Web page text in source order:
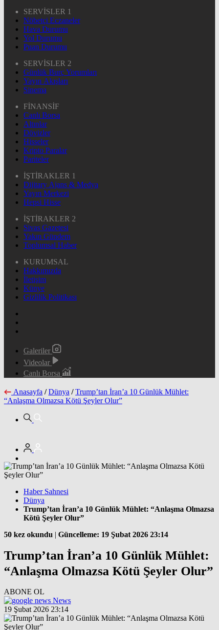
SERVİSLER 1
Nöbetçi Eczaneler
Hava Durumu
Yol Durumu
Puan Durumu
SERVİSLER 2
Günlük Burç Yorumları
Yayın Akışları
Sinema
FİNANSİF
Canlı Borsa
Altınlar
Dövizler
Hisseler
Kripto Paralar
Pariteler
İŞTİRAKLER 1
Dijitary Ajans & Medya
Yayın Merkezi
Hepsi Hisse
İŞTİRAKLER 2
Sivas Gazetesi
Yakın Gündem
Toplumsal Haber
KURUMSAL
Hakkımızda
İletişim
Künye
Gizlilik Politikası
Galeriler
Videolar
Canlı Borsa
Anasayfa / Dünya / Trump’tan İran’a 10 Günlük Mühlet:
“Anlaşma Olmazsa Kötü Şeyler Olur”
Haber Sahnesi
Dünya
Trump’tan İran’a 10 Günlük Mühlet: “Anlaşma Olmazsa
Kötü Şeyler Olur”
50 kez okundu | Güncelleme: 19 Şubat 2026 23:14
Trump’tan İran’a 10 Günlük Mühlet:
“Anlaşma Olmazsa Kötü Şeyler Olur”
ABONE OL
News
19 Şubat 2026 23:14